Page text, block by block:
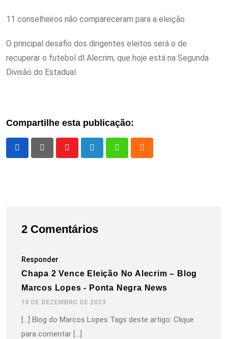
11 conselheiros não compareceram para a eleição.
O principal desafio dos dirigentes eleitos será o de
recuperar o futebol dl Alecrim, que hoje está na Segunda
Divisão do Estadual.
Compartilhe esta publicação:
2 Comentários
Responder
Chapa 2 Vence Eleição No Alecrim – Blog
Marcos Lopes - Ponta Negra News
10 DE DEZEMBRO DE 2023
[…] Blog do Marcos Lopes Tags deste artigo: Clique
para comentar […]